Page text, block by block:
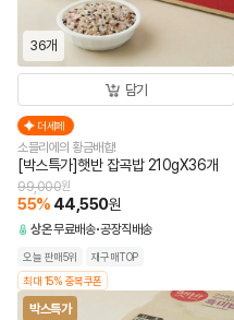
36개
담기
더세페
소믈리에의 황금배합!
[박스특가]햇반 잡곡밥 210gX36개
99,000원
55% 44,550원
상온무료배송 공장직배송
오늘 판매5위
재구매TOP
최대 15% 중복쿠폰
박스특가